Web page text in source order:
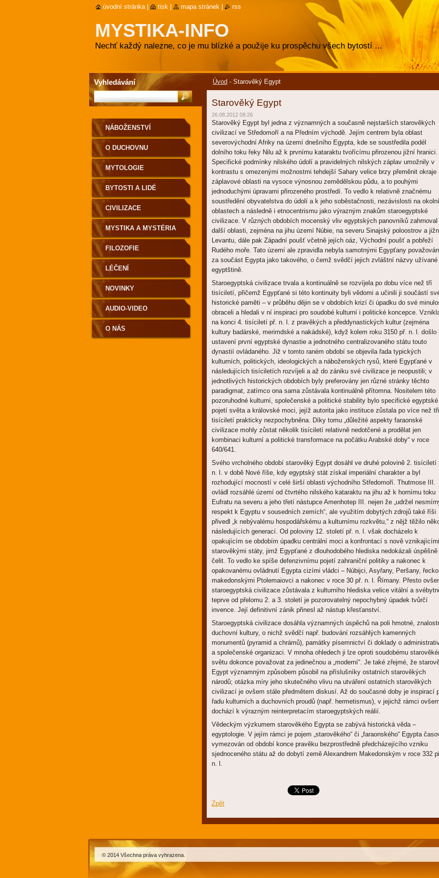
MYSTIKA-INFO
Nechť každý nalezne, co je mu blízké a použije ku prospěchu všech bytostí ...
Úvod - Starověký Egypt
Starověký Egypt
26.08.2012 08:26
Starověký Egypt byl jedna z významných a současně nejstarších starověkých
civilizací ve Středomoří a na Předním východě. Jejím centrem byla oblast
severovýchodní Afriky na území dnešního Egypta, kde se soustředila podél
dolního toku řeky Nilu až k prvnímu kataraktu tvořícímu přirozenou jižní hranici.
Specifické podmínky nilského údolí a pravidelných nilských záplav umožnily v
kontrastu s omezenými možnostmi tehdejší Sahary velice brzy přeměnit okraje
záplavové oblasti na vysoce výnosnou zemědělskou půdu, a to pouhými
jednoduchými úpravami přirozeného prostředí. To vedlo k relativně značnému
soustředění obyvatelstva do údolí a k jeho soběstačnosti, nezávislosti na
oblastech a následně i etnocentrismu jako výrazným znakům staroegyptské
civilizace. V různých obdobích mocenský vliv egyptských panovníků zahrnoval
další oblasti, zejména na jihu území Núbie, na severu Sinajský poloostrov a
Levantu, dále pak Západní poušť včetně jejích oáz, Východní poušť a pobřeží
Rudého moře. Tato území ale zpravidla nebyla samotnými Egypťany
za součást Egypta jako takového, o čemž svědčí jejich zvláštní názvy užívané
egyptštině.
Staroegyptská civilizace trvala a kontinuálně se rozvíjela po dobu více než tří
tisíciletí, přičemž Egypťané si této kontinuity byli vědomi a učinili ji součástí
historické paměti – v průběhu dějin se v obdobích krizí či úpadku do své
obraceli a hledali v ní inspiraci pro soudobé kulturní i politické koncepce.
na konci 4. tisíciletí př. n. l. z pravěkých a předdynastických kultur (zejména
kultury badárské, merimdské a nakádské), když kolem roku 3150 př. n. l. došlo
ustavení první egyptské dynastie a jednotného centralizovaného státu touto
dynastií ovládaného. Již v tomto raném období se objevila řada typických
kulturních, politických, ideologických a náboženských rysů, které Egypťané v
následujících tisíciletích rozvíjeli a až do zániku své civilizace je neopustili; v
jednotlivých historických obdobích byly preferovány jen různé stránky těchto
paradigmat, zatímco ona sama zůstávala kontinuálně přítomna. Nositelem této
pozoruhodné kulturní, společenské a politické stability bylo specifické egyptské
pojetí světa a královské moci, jejíž autorita jako instituce zůstala po více než tři
tisíciletí prakticky nezpochybněna. Díky tomu „důležité aspekty faraonské
civilizace mohly zůstat několik tisíciletí relativně nedotčené a prodělat jen
kombinaci kulturní a politické transformace na počátku Arabské doby“ v roce
640/641.
Svého vrcholného období starověký Egypt dosáhl ve druhé polovině 2. tisíciletí
n. l. v době Nové říše, kdy egyptský stát získal imperiální charakter a byl
rozhodující mocností v celé širší oblasti východního Středomoří. Thutmose III.
ovládl rozsáhlé území od čtvrtého nilského kataraktu na jihu až k hornímu toku
Eufratu na severu a jeho třetí nástupce Amenhotep III. nejen že „udržel
respekt k Egyptu v sousedních zemích“, ale využitím dobytých zdrojů také říši
přivedl „k nebývalému hospodářskému a kulturnímu rozkvětu,“ z nějž těžilo
následujících generací. Od poloviny 12. století př. n. l. však docházelo k
opakujícím se obdobím úpadku centrální moci a konfrontací s nově vznikajícími
starověkými státy, jimž Egypťané z dlouhodobého hlediska nedokázali úspěšně
čelit. To vedlo ke spíše defenzivnímu pojetí zahraniční politiky a nakonec k
opakovanému ovládnutí Egypta cizími vládci – Núbijci, Asyřany, Peršany,
makedonskými Ptolemaiovci a nakonec v roce 30 př. n. l. Římany. Přesto
staroegyptská civilizace zůstávala z kulturního hlediska velice vitální a
teprve od přelomu 2. a 3. století je pozorovatelný nepochybný úpadek tvůrčí
invence. Její definitivní zánik přinesl až nástup křesťanství.
Staroegyptská civilizace dosáhla významných úspěchů na poli hmotné,
duchovní kultury, o nichž svědčí např. budování rozsáhlých kamenných
monumentů (pyramid a chrámů), památky písemnictví či doklady o
a společenské organizaci. V mnoha ohledech ji lze oproti soudobému
světu dokonce považovat za jedinečnou a „moderní“. Je také zřejmé, že
Egypt významným způsobem působil na příslušníky ostatních starověkých
národů; otázka míry jeho skutečného vlivu na utváření ostatních starověkých
civilizací je ovšem stále předmětem diskusí. Až do současné doby je inspirací
řadu kulturních a duchovních proudů (např. hermetismus), v jejichž rámci ovšem
dochází k výrazným reinterpretacím staroegyptských reálií.
Vědeckým výzkumem starověkého Egypta se zabývá historická věda –
egyptologie. V jejím rámci je pojem „starověkého“ či „faraonského“ Egypta
vymezován od období konce pravěku bezprostředně předcházejícího vzniku
sjednoceného státu až do dobytí země Alexandrem Makedonským v roce 332
n. l.
Zpět
NÁBOŽENSTVÍ
O DUCHOVNU
MYTOLOGIE
BYTOSTI A LIDÉ
CIVILIZACE
MYSTIKA A MYSTÉRIA
FILOZOFIE
LÉČENÍ
NOVINKY
AUDIO-VIDEO
O NÁS
Vyhledávání
úvodní stránka tisk mapa stránek rss
© 2014 Všechna práva vyhrazena.